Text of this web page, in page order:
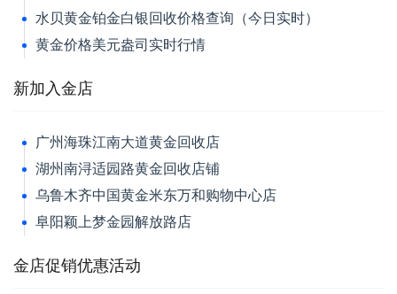
水贝黄金铂金白银回收价格查询（今日实时）
黄金价格美元盎司实时行情
新加入金店
广州海珠江南大道黄金回收店
湖州南浔适园路黄金回收店铺
乌鲁木齐中国黄金米东万和购物中心店
阜阳颖上梦金园解放路店
金店促销优惠活动